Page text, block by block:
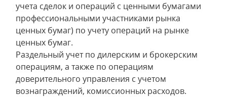
учета сделок и операций с ценными бумагами
профессиональными участниками рынка
ценных бумаг) по учету операций на рынке
ценных бумаг.
Раздельный учет по дилерским и брокерским
операциям, а также по операциям
доверительного управления с учетом
вознаграждений, комиссионных расходов.